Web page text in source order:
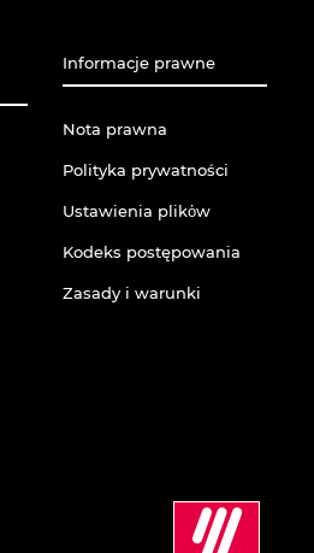
Informacje prawne
Nota prawna
Polityka prywatności
Ustawienia plikὀw
Kodeks postępowania
Zasady i warunki